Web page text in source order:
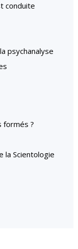
conduite
psychanalyse
formés ?
la Scientologie